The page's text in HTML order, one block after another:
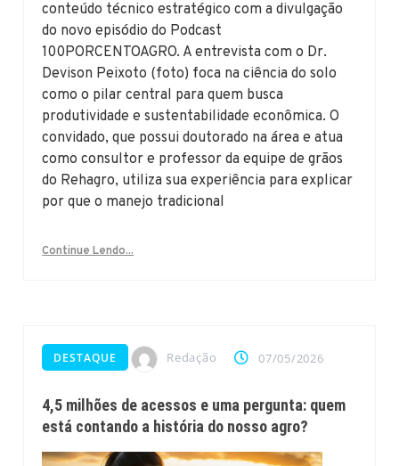
conteúdo técnico estratégico com a divulgação
do novo episódio do Podcast
100PORCENTOAGRO. A entrevista com o Dr.
Devison Peixoto (foto) foca na ciência do solo
como o pilar central para quem busca
produtividade e sustentabilidade econômica. O
convidado, que possui doutorado na área e atua
como consultor e professor da equipe de grãos
do Rehagro, utiliza sua experiência para explicar
por que o manejo tradicional
Continue Lendo...
DESTAQUE Redação 07/05/2026
4,5 milhões de acessos e uma pergunta: quem
está contando a história do nosso agro?